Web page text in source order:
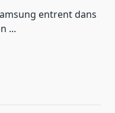
entrent dans
...